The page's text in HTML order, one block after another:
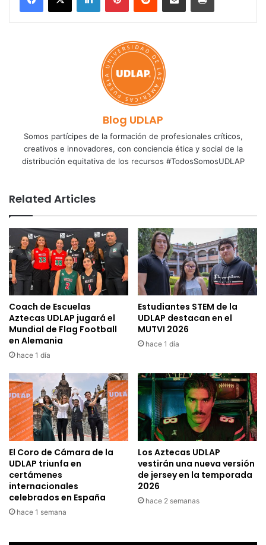
Blog UDLAP
Somos partícipes de la formación de profesionales críticos,
creativos e innovadores, con conciencia ética y social de la
distribución equitativa de los recursos #TodosSomosUDLAP
Related Articles
Coach de Escuelas
Aztecas UDLAP jugará el
Mundial de Flag Football
en Alemania
hace 1 día
Estudiantes STEM de la
UDLAP destacan en el
MUTVI 2026
hace 1 día
El Coro de Cámara de la
UDLAP triunfa en
certámenes
internacionales
celebrados en España
hace 1 semana
Los Aztecas UDLAP
vestirán una nueva versión
de jersey en la temporada
2026
hace 2 semanas